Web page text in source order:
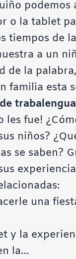
podemos
o la tablet
tiempos de
a un
de la palabra
familia esta
les fue!
niños?
se saben?
una
y la
la…